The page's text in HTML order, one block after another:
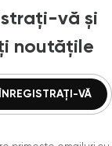
vă și
noutățile